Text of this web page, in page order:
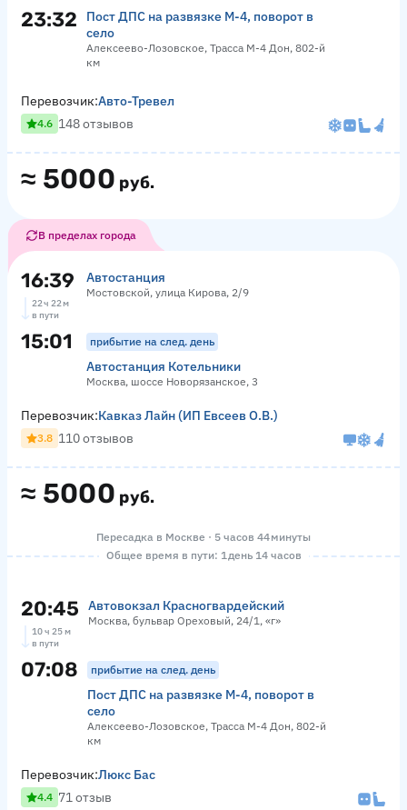
23:32
Пост ДПС на развязке М-4, поворот в
село
Алексеево-Лозовское, Трасса М-4 Дон, 802-й
км
≈ 5000 руб.
Перевозчик:Авто-Тревел
4.6 148 отзывов
В пределах города
16:39 Автостанция
Мостовской, улица Кирова, 2/9
22 ч 22 м
в пути
15:01 прибытие на след. день
Автостанция Котельники
Москва, шоссе Новорязанское, 3
≈ 5000 руб.
Перевозчик:Кавказ Лайн (ИП Евсеев О.В.)
3.8 110 отзывов
Пересадка в Москве · 5 часов 44 минуты
Общее время в пути: 1 день 14 часов
20:45 Автовокзал Красногвардейский
Москва, бульвар Ореховый, 24/1, «г»
10 ч 25 м
в пути
07:08 прибытие на след. день
Пост ДПС на развязке М-4, поворот в
село
Алексеево-Лозовское, Трасса М-4 Дон, 802-й
км
Перевозчик:Люкс Бас
4.4 71 отзыв